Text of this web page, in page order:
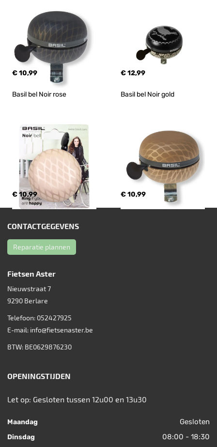
€ 10,99 € 12,99
Basil bel Noir rose
€ 10,99
Basil bel Noir gold
€ 10,99
CONTACTGEGEVENS
Reparatie plannen
Fietsen Aster
Nieuwstraat 7
9290 Berlare
Telefoon: 052427925
E-mail: info@fietsenaster.be
BTW: BE0629876230
OPENINGSTIJDEN
Let op: Gesloten tussen 12u00 en 13u30
Maandag Gesloten
Dinsdag 08:00 - 18:30